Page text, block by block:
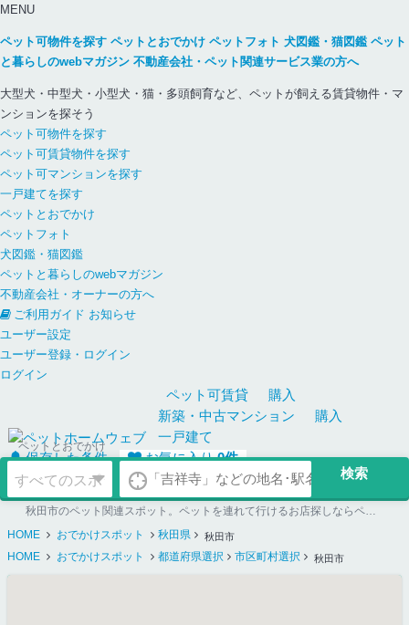
MENU
ペット可物件を探す ペットとおでかけ ペットフォト 犬図鑑・猫図鑑 ペット
と暮らしのwebマガジン 不動産会社・ペット関連サービス業の方へ
大型犬・中型犬・小型犬・猫・多頭飼育など、ペットが飼える賃貸物件・マ
ンションを探そう
ペット可物件を探す
ペット可賃貸物件を探す
ペット可マンションを探す
一戸建てを探す
ペットとおでかけ
ペットフォト
犬図鑑・猫図鑑
ペットと暮らしのwebマガジン
不動産会社・オーナーの方へ
ご利用ガイド お知らせ
ユーザー設定
ユーザー登録・ログイン
ログイン
ペット可賃貸
購入
新築・中古マンション
購入
一戸建て
保存した条件
お気に入り0件
ペットとおでかけ
秋田市のペット関連スポット。ペットを連れて行けるお店探しならペットホームウェブ
HOME
おでかけスポット 秋田県 秋田市
HOME おでかけスポット 都道府県選択 市区町村選択 秋田市